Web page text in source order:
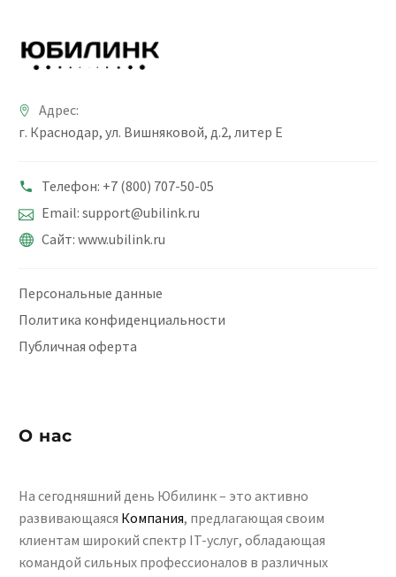
Адрес:
г. Краснодар, ул. Вишняковой, д.2, литер Е
Телефон: +7 (800) 707-50-05
Email: support@ubilink.ru
Сайт: www.ubilink.ru
Персональные данные
Политика конфиденциальности
Публичная оферта
О нас
На сегодняшний день Юбилинк – это активно
развивающаяся Компания, предлагающая своим
клиентам широкий спектр IT-услуг, обладающая
командой сильных профессионалов в различных